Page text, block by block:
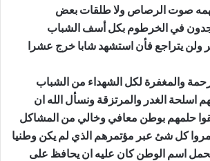
يهمه صوت الرصاص ولا طلقات بعض
في الخرطوم بكل أسف الشباب
ولن يتراجع فأن استشهد شابا خرج عشرا
والمغفرة لكل الشهداء من الشباب
اسلحة الغدر والمرتزقة ونسأل الله ان
حلمهم بوطن معافي وخالي من المشاكل
كل شئ عبر مؤتمرهم الذي لم يكن وطنيا
اسم الوطن كان عليه ان يحافظ على